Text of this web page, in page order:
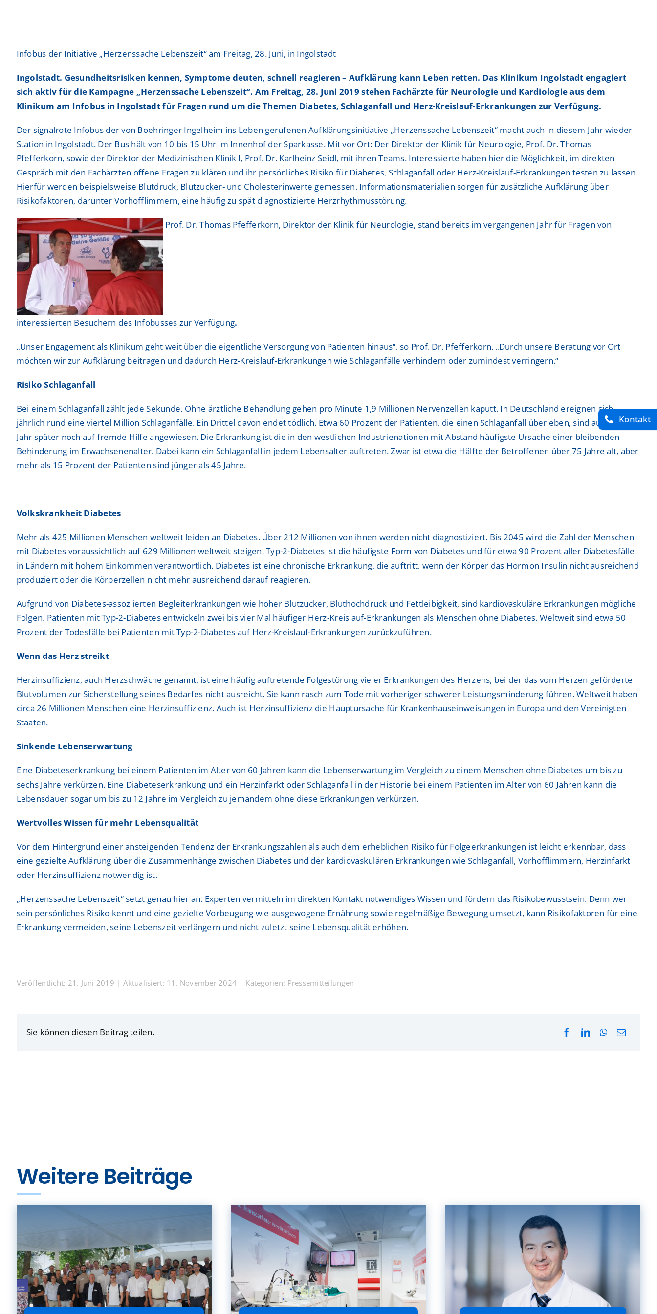
Kontakt
Nuklearmedizin
Orthopädie und Unfallchirurgie
Physikalische und Rehabilitative Medizin
Pneumologie, Beatmungsmedizin, Thorakale Onkologie & Immonologie
Radiologie und Neuroradiologie
Strahlentherapie und radiologische Onkologie
Urologie
TraumaZentrum
Viszeralonkologisches Zentrum
Nuklearmedizin
Orthopädie und Unfallchirurgie
Physikalische und Rehabilitative Medizin
Pneumologie, Beatmungsmedizin, Thorakale Onkologie & Immonologie
Radiologie und Neuroradiologie
Strahlentherapie und radiologische Onkologie
Urologie
TraumaZentrum
Viszeralonkologisches Zentrum
Infobus der Initiative „Herzenssache Lebenszeit“ am Freitag, 28. Juni, in Ingolstadt
Ingolstadt. Gesundheitsrisiken kennen, Symptome deuten, schnell reagieren – Aufklärung kann Leben retten. Das Klinikum Ingolstadt engagiert
sich aktiv für die Kampagne „Herzenssache Lebenszeit“. Am Freitag, 28. Juni 2019 stehen Fachärzte für Neurologie und Kardiologie aus dem
Klinikum am Infobus in Ingolstadt für Fragen rund um die Themen Diabetes, Schlaganfall und Herz-Kreislauf-Erkrankungen zur Verfügung.
Der signalrote Infobus der von Boehringer Ingelheim ins Leben gerufenen Aufklärungsinitiative „Herzenssache Lebenszeit“ macht auch in diesem Jahr wieder
Station in Ingolstadt. Der Bus hält von 10 bis 15 Uhr im Innenhof der Sparkasse. Mit vor Ort: Der Direktor der Klinik für Neurologie, Prof. Dr. Thomas
Pfefferkorn, sowie der Direktor der Medizinischen Klinik I, Prof. Dr. Karlheinz Seidl, mit ihren Teams. Interessierte haben hier die Möglichkeit, im direkten
Gespräch mit den Fachärzten offene Fragen zu klären und ihr persönliches Risiko für Diabetes, Schlaganfall oder Herz-Kreislauf-Erkrankungen testen zu lassen.
Hierfür werden beispielsweise Blutdruck, Blutzucker- und Cholesterinwerte gemessen. Informationsmaterialien sorgen für zusätzliche Aufklärung über
Risikofaktoren, darunter Vorhofflimmern, eine häufig zu spät diagnostizierte Herzrhythmusstörung.
Prof. Dr. Thomas Pfefferkorn, Direktor der Klinik für Neurologie, stand bereits im vergangenen Jahr für Fragen von
interessierten Besuchern des Infobusses zur Verfügung.
„Unser Engagement als Klinikum geht weit über die eigentliche Versorgung von Patienten hinaus“, so Prof. Dr. Pfefferkorn. „Durch unsere Beratung vor Ort
möchten wir zur Aufklärung beitragen und dadurch Herz-Kreislauf-Erkrankungen wie Schlaganfälle verhindern oder zumindest verringern.“
Risiko Schlaganfall
Bei einem Schlaganfall zählt jede Sekunde. Ohne ärztliche Behandlung gehen pro Minute 1,9 Millionen Nervenzellen kaputt. In Deutschland ereignen sich
jährlich rund eine viertel Million Schlaganfälle. Ein Drittel davon endet tödlich. Etwa 60 Prozent der Patienten, die einen Schlaganfall überleben, sind auch ein
Jahr später noch auf fremde Hilfe angewiesen. Die Erkrankung ist die in den westlichen Industrienationen mit Abstand häufigste Ursache einer bleibenden
Behinderung im Erwachsenenalter. Dabei kann ein Schlaganfall in jedem Lebensalter auftreten. Zwar ist etwa die Hälfte der Betroffenen über 75 Jahre alt, aber
mehr als 15 Prozent der Patienten sind jünger als 45 Jahre.
Volkskrankheit Diabetes
Mehr als 425 Millionen Menschen weltweit leiden an Diabetes. Über 212 Millionen von ihnen werden nicht diagnostiziert. Bis 2045 wird die Zahl der Menschen
mit Diabetes voraussichtlich auf 629 Millionen weltweit steigen. Typ-2-Diabetes ist die häufigste Form von Diabetes und für etwa 90 Prozent aller Diabetesfälle
in Ländern mit hohem Einkommen verantwortlich. Diabetes ist eine chronische Erkrankung, die auftritt, wenn der Körper das Hormon Insulin nicht ausreichend
produziert oder die Körperzellen nicht mehr ausreichend darauf reagieren.
Aufgrund von Diabetes-assoziierten Begleiterkrankungen wie hoher Blutzucker, Bluthochdruck und Fettleibigkeit, sind kardiovaskuläre Erkrankungen mögliche
Folgen. Patienten mit Typ-2-Diabetes entwickeln zwei bis vier Mal häufiger Herz-Kreislauf-Erkrankungen als Menschen ohne Diabetes. Weltweit sind etwa 50
Prozent der Todesfälle bei Patienten mit Typ-2-Diabetes auf Herz-Kreislauf-Erkrankungen zurückzuführen.
Wenn das Herz streikt
Herzinsuffizienz, auch Herzschwäche genannt, ist eine häufig auftretende Folgestörung vieler Erkrankungen des Herzens, bei der das vom Herzen geförderte
Blutvolumen zur Sicherstellung seines Bedarfes nicht ausreicht. Sie kann rasch zum Tode mit vorheriger schwerer Leistungsminderung führen. Weltweit haben
circa 26 Millionen Menschen eine Herzinsuffizienz. Auch ist Herzinsuffizienz die Hauptursache für Krankenhauseinweisungen in Europa und den Vereinigten
Staaten.
Sinkende Lebenserwartung
Eine Diabeteserkrankung bei einem Patienten im Alter von 60 Jahren kann die Lebenserwartung im Vergleich zu einem Menschen ohne Diabetes um bis zu
sechs Jahre verkürzen. Eine Diabeteserkrankung und ein Herzinfarkt oder Schlaganfall in der Historie bei einem Patienten im Alter von 60 Jahren kann die
Lebensdauer sogar um bis zu 12 Jahre im Vergleich zu jemandem ohne diese Erkrankungen verkürzen.
Wertvolles Wissen für mehr Lebensqualität
Vor dem Hintergrund einer ansteigenden Tendenz der Erkrankungszahlen als auch dem erheblichen Risiko für Folgeerkrankungen ist leicht erkennbar, dass
eine gezielte Aufklärung über die Zusammenhänge zwischen Diabetes und der kardiovaskulären Erkrankungen wie Schlaganfall, Vorhofflimmern, Herzinfarkt
oder Herzinsuffizienz notwendig ist.
„Herzenssache Lebenszeit“ setzt genau hier an: Experten vermitteln im direkten Kontakt notwendiges Wissen und fördern das Risikobewusstsein. Denn wer
sein persönliches Risiko kennt und eine gezielte Vorbeugung wie ausgewogene Ernährung sowie regelmäßige Bewegung umsetzt, kann Risikofaktoren für eine
Erkrankung vermeiden, seine Lebenszeit verlängern und nicht zuletzt seine Lebensqualität erhöhen.
Veröffentlicht: 21. Juni 2019 | Aktualisiert: 11. November 2024 | Kategorien: Pressemitteilungen
Sie können diesen Beitrag teilen.
Weitere Beiträge